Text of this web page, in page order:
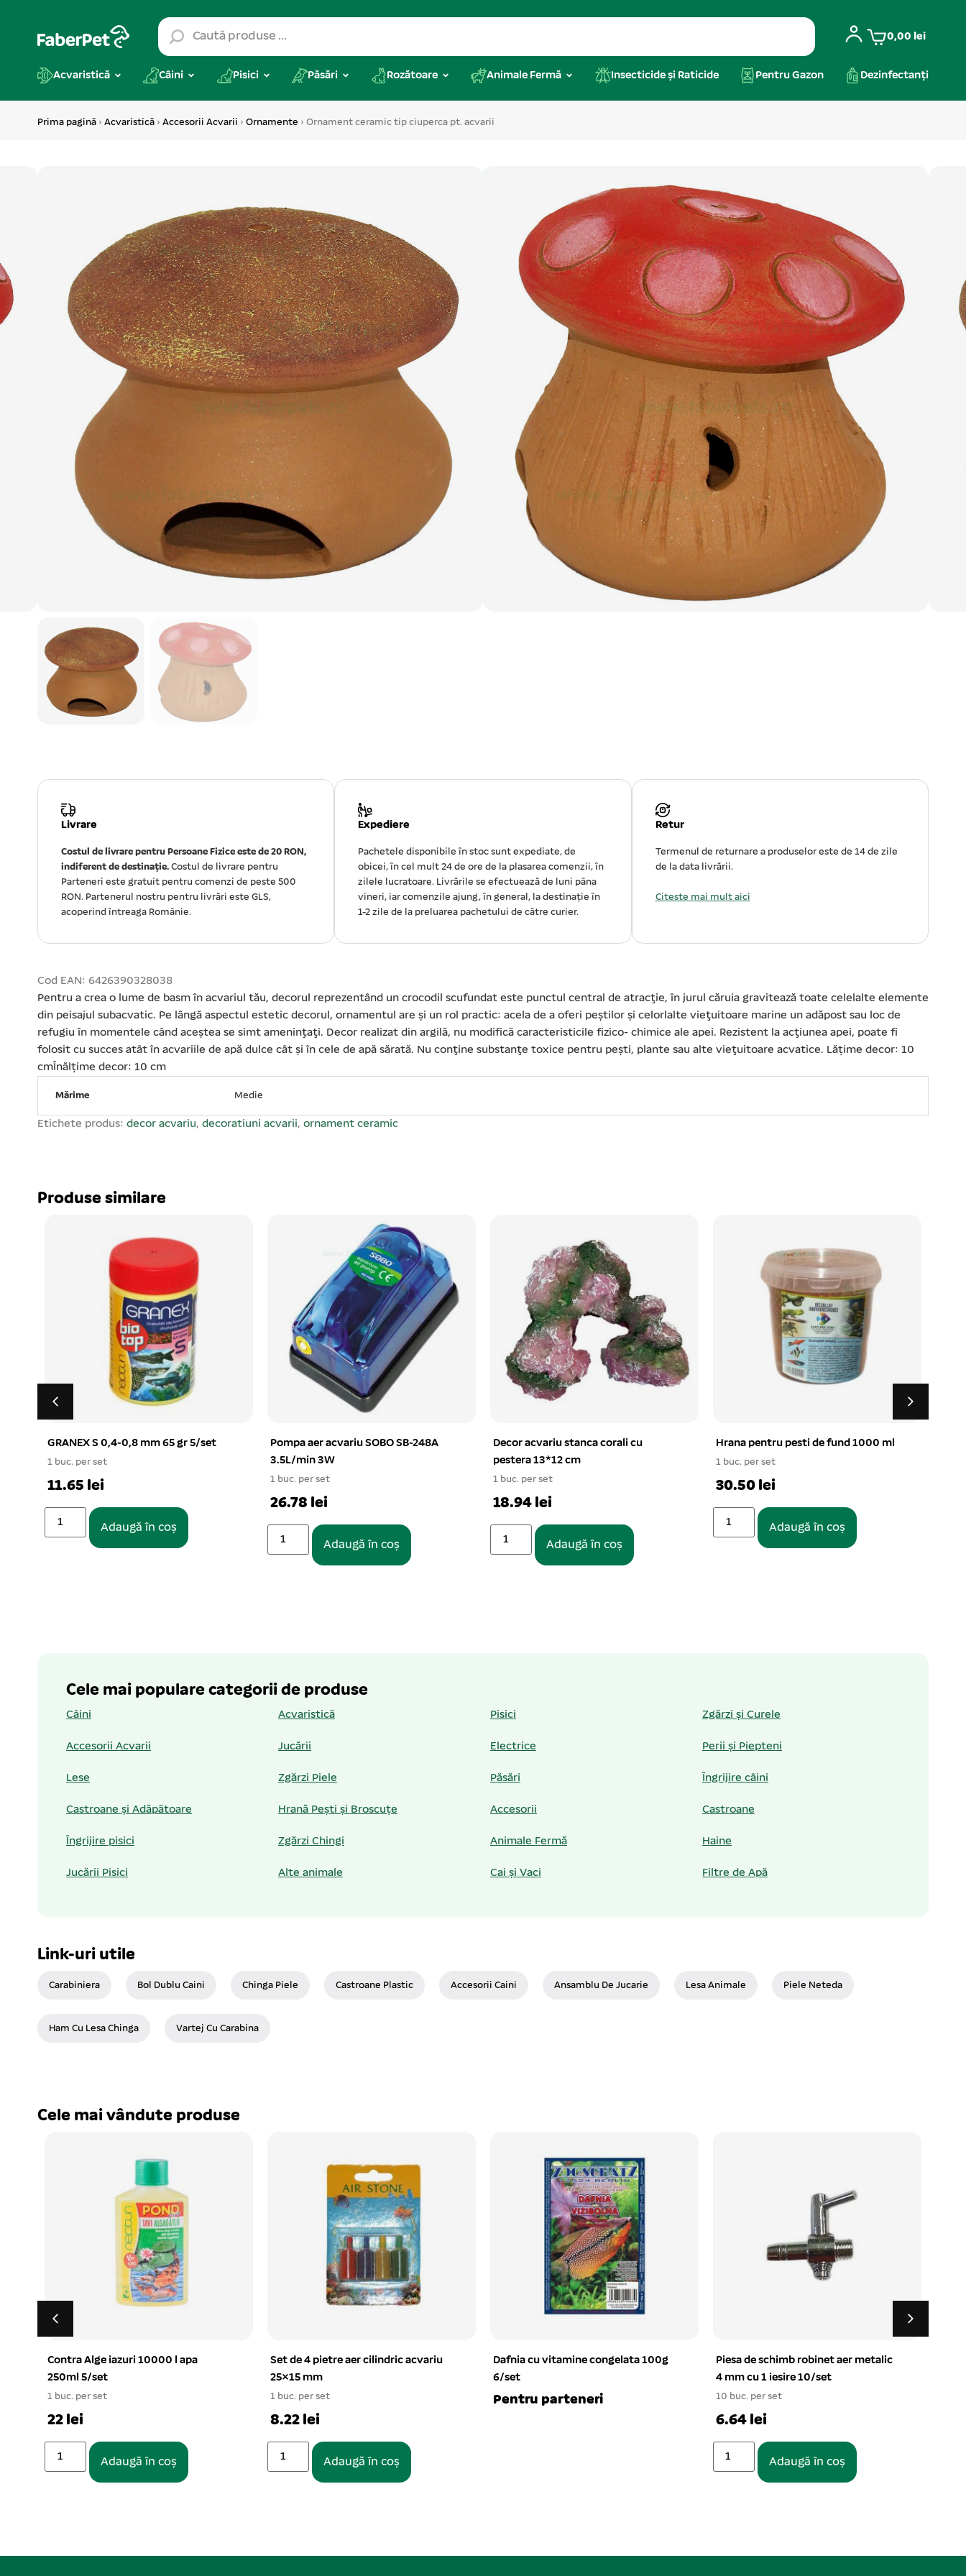
0,00 lei
Acvaristică Câini Pisici Păsări Rozătoare Animale Fermă Insecticide și Raticide Pentru Gazon Dezinfectanți
Prima pagină › Acvaristică › Accesorii Acvarii › Ornamente › Ornament ceramic tip ciuperca pt. acvarii
Ornament ceramic tip ciuperca pt. acvarii
Pentru a crea o lume de basm în acvariul tău, decorul reprezentând un crocodil
scufundat este punctul central de atracţie, în jurul căruia gravitează toate celelalte
elemente din peisajul subacvatic....Citeste mai mult
Categorii produs: Accesorii Acvarii ,Acvaristică,Ornamente
21.32 lei
Adaugă în coș
Livrare Gratuită de la 200 lei.
Comanda minimă
Livrare
Costul de livrare pentru Persoane Fizice este de 20 RON,
indiferent de destinație. Costul de livrare pentru
Parteneri este gratuit pentru comenzi de peste 500
RON. Partenerul nostru pentru livrări este GLS,
acoperind întreaga Românie.
Expediere
Pachetele disponibile în stoc sunt expediate, de
obicei, în cel mult 24 de ore de la plasarea comenzii, în
zilele lucratoare. Livrările se efectuează de luni pâna
vineri, iar comenzile ajung, în general, la destinație în
1-2 zile de la preluarea pachetului de către curier.
Retur
Termenul de returnare a produselor este de 14 de zile
de la data livrării.
Citeste mai mult aici
Cod EAN: 6426390328038
Pentru a crea o lume de basm în acvariul tău, decorul reprezentând un crocodil scufundat este punctul central de atracţie, în jurul căruia gravitează toate celelalte elemente
din peisajul subacvatic. Pe lângă aspectul estetic decorul, ornamentul are şi un rol practic: acela de a oferi peştilor şi celorlalte vieţuitoare marine un adăpost sau loc de
refugiu în momentele când aceştea se simt ameninţaţi. Decor realizat din argilă, nu modifică caracteristicile fizico- chimice ale apei. Rezistent la acţiunea apei, poate fi
folosit cu succes atât în acvariile de apă dulce cât şi în cele de apă sărată. Nu conţine substanţe toxice pentru peşti, plante sau alte vieţuitoare acvatice. Lățime decor: 10
cmÎnălțime decor: 10 cm
Mărime Medie
Etichete produs: decor acvariu, decoratiuni acvarii, ornament ceramic
Produse similare
GRANEX S 0,4-0,8 mm 65 gr 5/set
1 buc. per set
11.65 lei
Adaugă în coș
Pompa aer acvariu SOBO SB-248A
3.5L/min 3W
1 buc. per set
26.78 lei
Adaugă în coș
Decor acvariu stanca corali cu
pestera 13*12 cm
1 buc. per set
18.94 lei
Adaugă în coș
Hrana pentru pesti de fund 1000 ml
1 buc. per set
30.50 lei
Adaugă în coș
Cele mai populare categorii de produse
Câini Acvaristică Pisici Zgărzi și Curele
Accesorii Acvarii Jucării Electrice Perii și Piepteni
Lese Zgărzi Piele Păsări Îngrijire câini
Castroane și Adăpătoare Hrană Pești și Broscuțe Accesorii Castroane
Îngrijire pisici Zgărzi Chingi Animale Fermă Haine
Jucării Pisici Alte animale Cai și Vaci Filtre de Apă
Link-uri utile
Carabiniera Bol Dublu Caini Chinga Piele Castroane Plastic Accesorii Caini Ansamblu De Jucarie Lesa Animale Piele Neteda
Ham Cu Lesa Chinga Vartej Cu Carabina
Cele mai vândute produse
Contra Alge iazuri 10000 l apa
250ml 5/set
1 buc. per set
22 lei
Adaugă în coș
Set de 4 pietre aer cilindric acvariu
25×15 mm
1 buc. per set
8.22 lei
Adaugă în coș
Dafnia cu vitamine congelata 100g
6/set
Pentru parteneri
Piesa de schimb robinet aer metalic
4 mm cu 1 iesire 10/set
10 buc. per set
6.64 lei
Adaugă în coș